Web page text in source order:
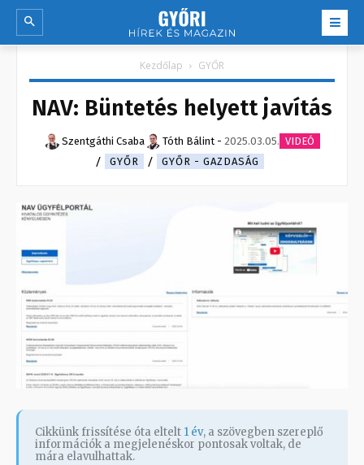
Kezdőlap GYŐR
NAV: Büntetés helyett javítás
Szentgáthi Csaba Tóth Bálint - 2025.03.05. VIDEÓ
GYŐR
GYŐR - GAZDASÁG
Cikkünk frissítése óta eltelt 1 év, a szövegben szereplő
információk a megjelenéskor pontosak voltak, de
mára elavulhattak.